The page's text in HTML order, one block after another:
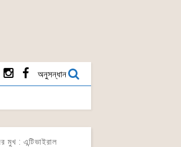
অনুসন্ধান
মুখ : এন্টিভাইরাল